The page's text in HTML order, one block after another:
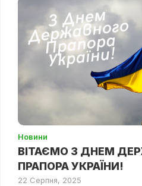
Новини
ВІТАЄМО З ДНЕМ
ПРАПОРА УКРАЇНИ!
22 Серпня, 2025